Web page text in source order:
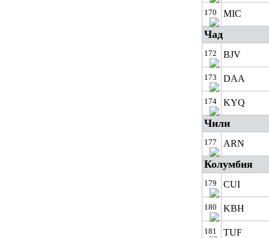
170 MIC
Чад
172 BJV
173 DAA
174 KYQ
Чили
177 ARN
Колумбия
179 CUI
180 KBH
181 TUF